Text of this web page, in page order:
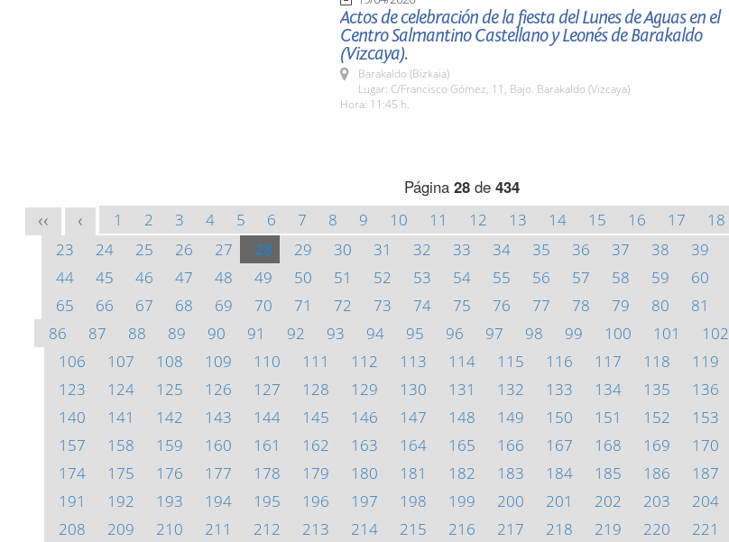
Actos de celebración de la fiesta del Lunes de Aguas en el
Centro Salmantino Castellano y Leonés de Barakaldo
(Vizcaya).
Barakaldo (Bizkaia)
Lugar: C/Francisco Gómez, 11, Bajo. Barakaldo (Vizcaya)
Hora: 11:45 h.
Página 28 de 434
<< < 1 2 3 4 5 6 7 8 9 10 11 12 13 14 15 16 17 18
23
24 25 26 27 28 29 30 31 32 33 34 35 36 37 38 39
44
45 46 47 48 49 50 51 52 53 54 55 56 57 58 59 60
65
66 67 68 69 70 71 72 73 74 75 76 77 78 79 80 81
86
87 88 89 90 91 92 93 94 95 96 97 98 99 100 101 102
106
107 108 109 110 111 112 113 114 115 116 117 118 119
123
124 125 126 127 128 129 130 131 132 133 134 135 136
140
141 142 143 144 145 146 147 148 149 150 151 152 153
157
158 159 160 161 162 163 164 165 166 167 168 169 170
174
175 176 177 178 179 180 181 182 183 184 185 186 187
191
192 193 194 195 196 197 198 199 200 201 202 203 204
208
209 210 211 212 213 214 215 216 217 218 219 220 221